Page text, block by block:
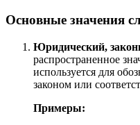
Основные значения
Юридический,
распространенное
используется для
законом или
Примеры: